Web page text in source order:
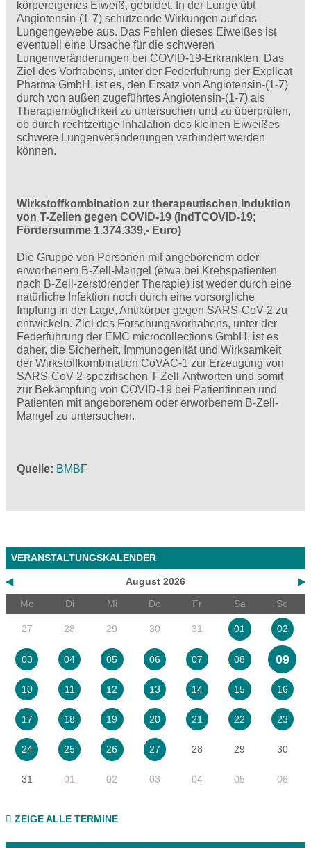
körpereigenes Eiweiß, gebildet. In der Lunge übt
Angiotensin-(1-7) schützende Wirkungen auf das
Lungengewebe aus. Das Fehlen dieses Eiweißes ist
eventuell eine Ursache für die schweren
Lungenveränderungen bei COVID-19-Erkrankten. Das
Ziel des Vorhabens, unter der Federführung der Explicat
Pharma GmbH, ist es, den Ersatz von Angiotensin-(1-7)
durch von außen zugeführtes Angiotensin-(1-7) als
Therapiemöglichkeit zu untersuchen und zu überprüfen,
ob durch rechtzeitige Inhalation des kleinen Eiweißes
schwere Lungenveränderungen verhindert werden
können.
Wirkstoffkombination zur therapeutischen Induktion
von T-Zellen gegen COVID-19 (IndTCOVID-19;
Fördersumme 1.374.339,- Euro)
Die Gruppe von Personen mit angeborenem oder
erworbenem B-Zell-Mangel (etwa bei Krebspatienten
nach B-Zell-zerstörender Therapie) ist weder durch eine
natürliche Infektion noch durch eine vorsorgliche
Impfung in der Lage, Antikörper gegen SARS-CoV-2 zu
entwickeln. Ziel des Forschungsvorhabens, unter der
Federführung der EMC microcollections GmbH, ist es
daher, die Sicherheit, Immunogenität und Wirksamkeit
der Wirkstoffkombination CoVAC-1 zur Erzeugung von
SARS-CoV-2-spezifischen T-Zell-Antworten und somit
zur Bekämpfung von COVID-19 bei Patientinnen und
Patienten mit angeborenem oder erworbenem B-Zell-
Mangel zu untersuchen.
Quelle BMBF
VERANSTALTUNGSKALENDER
◀ ▶
August 2026
Mo
Di Mi Do Fr Sa So
27 28 29 30 31 01 02
03 04 05 06 07 08 09
10 11 12 13 14 15 16
17 18 19 20 21 22 23
24 25 26 27 28 29 30
31 01 02 03 04 05 06
ZEIGE ALLE TERMINE